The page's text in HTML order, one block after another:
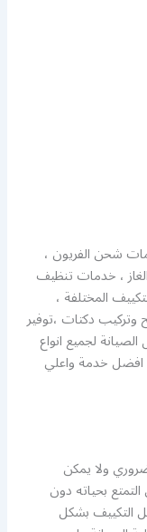
شحن الفريون ،
، خدمات تنظيف
المختلفة ،
دكتات ،توفير
لجميع انواع
افضل خدمة واعلي
ولا يمكن
بحياته دون
التكييف بشكل